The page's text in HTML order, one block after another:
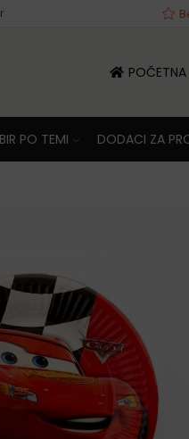
iznad 70 €
POČETNA
PO TEMI DODACI ZA